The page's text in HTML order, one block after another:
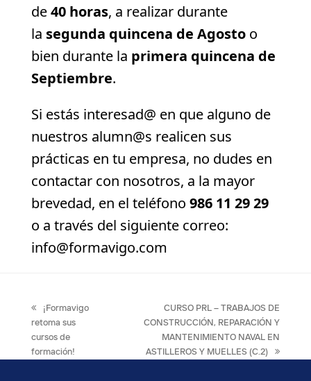
de40 horas, a realizar durante
la segunda quincena de Agostoo
bien durante la primera quincena de
Septiembre.
Si estás interesad@ en que alguno de
nuestros alumn@s realicen sus
prácticas en tu empresa, no dudes en
contactar con nosotros, a la mayor
brevedad, en el teléfono 986 11 29 29
o a través del siguiente correo:
info@formavigo.com
previous
post:
¡Formavigo
retoma sus
cursos de
formación!
next
post:
CURSO PRL – TRABAJOS DE
CONSTRUCCIÓN, REPARACIÓN Y
MANTENIMIENTO NAVAL EN
ASTILLEROS Y MUELLES (C.2)